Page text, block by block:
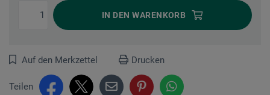
IN DEN WARENKORB
Auf den Merkzettel Drucken
Teilen